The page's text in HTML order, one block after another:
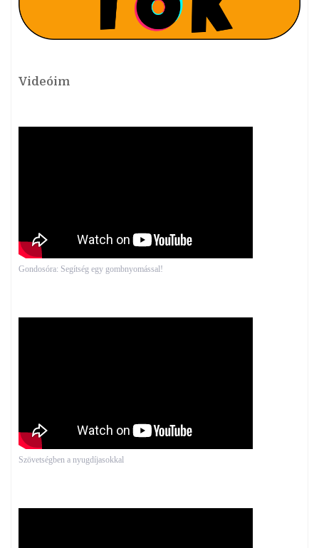
Videóim
Gondosóra: Segítség egy gombnyomással!
Szövetségben a nyugdíjasokkal